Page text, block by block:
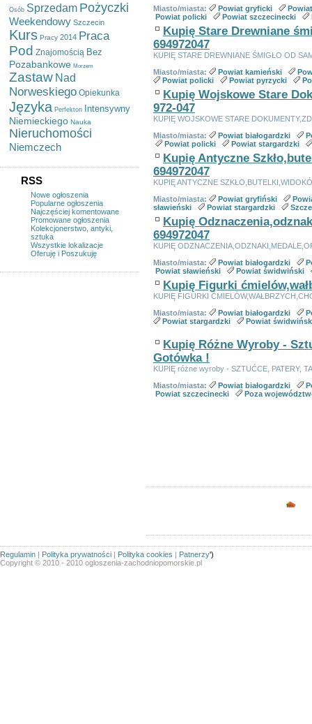
Osób Sprzedam Pożyczki
Weekendowy Szczecin
Kurs Pracy 2014 Praca
Pod Znajomością Bez
Pozabankowe Morzem
Zastaw Nad
Norweskiego Opiekunka
Języka Perfekton Intensywny
Niemieckiego Nauka
Nieruchomości
Niemczech
RSS
Nowe ogłoszenia
Popularne ogłoszenia
Najczęściej komentowane
Promowane ogłoszenia
Kolekcjonerstwo, antyki,
sztuka
Wszystkie lokalizacje
Oferuję i Poszukuję
Miasto/miasta:
Powiat gryficki
Powiat policki
Powiat szczecinecki
Kupię Stare Drewniane
694972047
KUPIĘ STARE DREWNIANE ŚMIGŁO OD
Miasto/miasta:
Powiat kamieński
Powiat policki
Powiat pyrzycki
Kupię Wojskowe Stare
972-047
KUPIĘ WOJSKOWE STARE
Miasto/miasta:
Powiat białogardzki
Powiat policki
Powiat stargardzki
Kupię Antyczne
694972047
KUPIĘ ANTYCZNE
Miasto/miasta:
Powiat gryfiński
sławieński
Powiat stargardzki
Kupię
694972047
KUPIĘ
Miasto/miasta:
Powiat białogardzki
Powiat sławieński
Powiat świdwiński
Kupię Figurki
KUPIĘ FIGURKI
Miasto/miasta:
Powiat białogardzki
Powiat stargardzki
Powiat
Kupię Różne Wyroby -
Gotówka !
KUPIĘ różne wyroby - SZTUĆCE, PATERY,
Miasto/miasta:
Powiat białogardzki
Powiat szczecinecki
Poza
Regulamin | Polityka prywatności | Polityka cookies | Patnerzy
Copyright © 2010 - 2010 ogloszenia-zachodniopomorskie.pl
')